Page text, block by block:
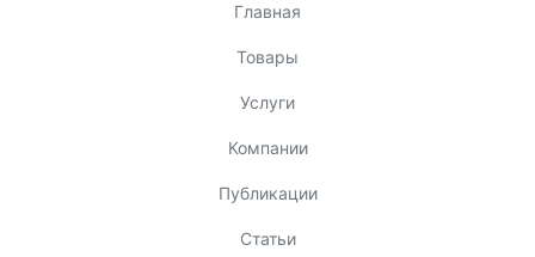
Главная
Товары
Услуги
Компании
Публикации
Статьи